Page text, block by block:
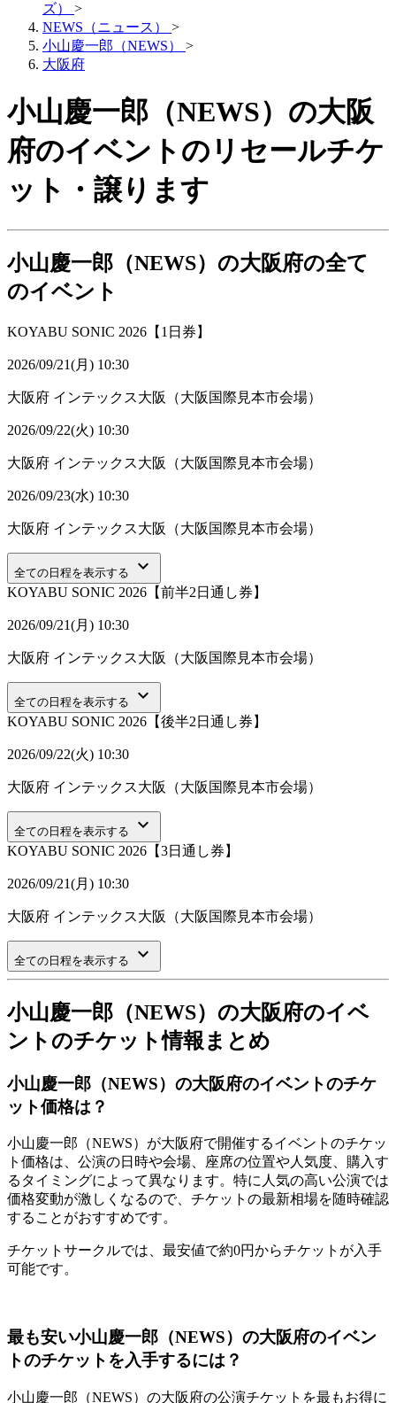
ズ）
>
NEWS（ニュース）
>
小山慶一郎（NEWS）
>
大阪府
小山慶一郎（NEWS）の大阪
府のイベントのリセールチケ
ット・譲ります
小山慶一郎（NEWS）の大阪府の全て
のイベント
KOYABU SONIC 2026【1日券】
2026/09/21(月) 10:30
大阪府 インテックス大阪（大阪国際見本市会場）
2026/09/22(火) 10:30
大阪府 インテックス大阪（大阪国際見本市会場）
2026/09/23(水) 10:30
大阪府 インテックス大阪（大阪国際見本市会場）
全ての日程を表示する keyboard_arrow_down
KOYABU SONIC 2026【前半2日通し券】
2026/09/21(月) 10:30
大阪府 インテックス大阪（大阪国際見本市会場）
全ての日程を表示する keyboard_arrow_down
KOYABU SONIC 2026【後半2日通し券】
2026/09/22(火) 10:30
大阪府 インテックス大阪（大阪国際見本市会場）
全ての日程を表示する keyboard_arrow_down
KOYABU SONIC 2026【3日通し券】
2026/09/21(月) 10:30
大阪府 インテックス大阪（大阪国際見本市会場）
全ての日程を表示する keyboard_arrow_down
小山慶一郎（NEWS）の大阪府のイベ
ントのチケット情報まとめ
小山慶一郎（NEWS）の大阪府のイベントのチケ
ット価格は？
小山慶一郎（NEWS）が大阪府で開催するイベントのチケッ
ト価格は、公演の日時や会場、座席の位置や人気度、購入す
るタイミングによって異なります。特に人気の高い公演では
価格変動が激しくなるので、チケットの最新相場を随時確認
することがおすすめです。
チケットサークルでは、最安値で約0円からチケットが入手
可能です。
最も安い小山慶一郎（NEWS）の大阪府のイベン
トのチケットを入手するには？
小山慶一郎（NEWS）の大阪府の公演チケットを最もお得に